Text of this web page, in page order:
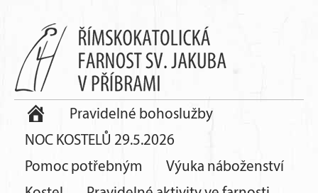
Pravidelné bohoslužby
NOC KOSTELŮ 29.5.2026
Pomoc potřebným
Výuka náboženství